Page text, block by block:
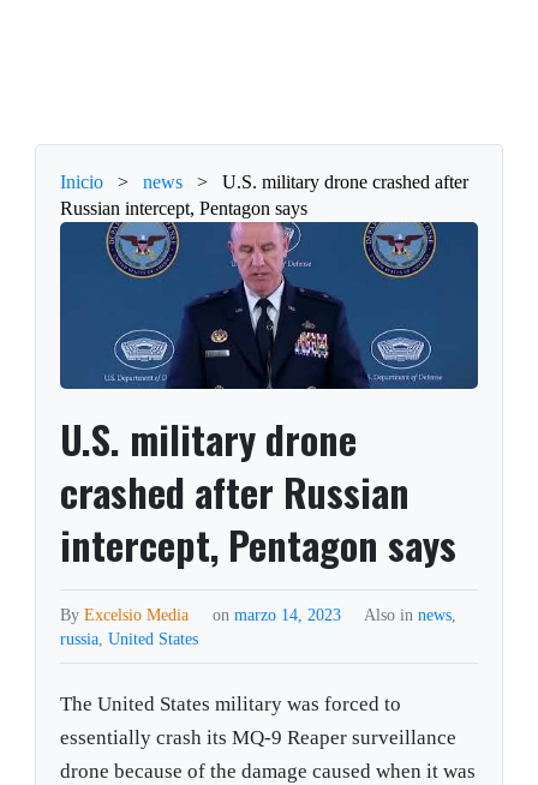
Inicio > news >
U.S. military drone crashed after
Russian intercept, Pentagon says
U.S. military drone
crashed after Russian
intercept, Pentagon says
ByExcelsio Media on marzo 14, 2023 Also in news,
russia,United States
The United States military was forced to
essentially crash its MQ-9 Reaper surveillance
drone because of the damage caused when it was